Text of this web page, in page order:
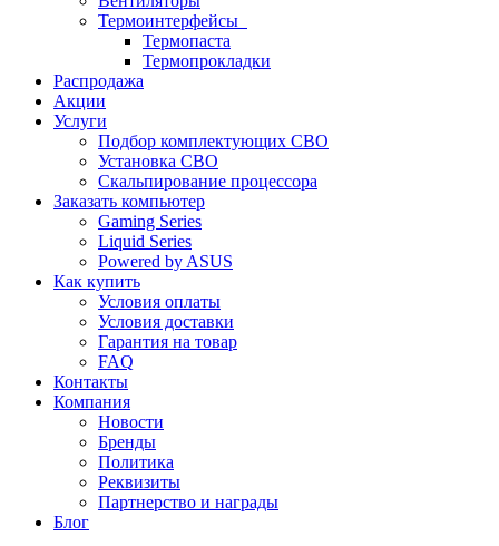
Термоинтерфейсы
Термопаста
Термопрокладки
Распродажа
Акции
Услуги
Подбор комплектующих СВО
Установка СВО
Скальпирование процессора
Заказать компьютер
Gaming Series
Liquid Series
Powered by ASUS
Как купить
Условия оплаты
Условия доставки
Гарантия на товар
FAQ
Контакты
Компания
Новости
Бренды
Политика
Реквизиты
Партнерство и награды
Блог